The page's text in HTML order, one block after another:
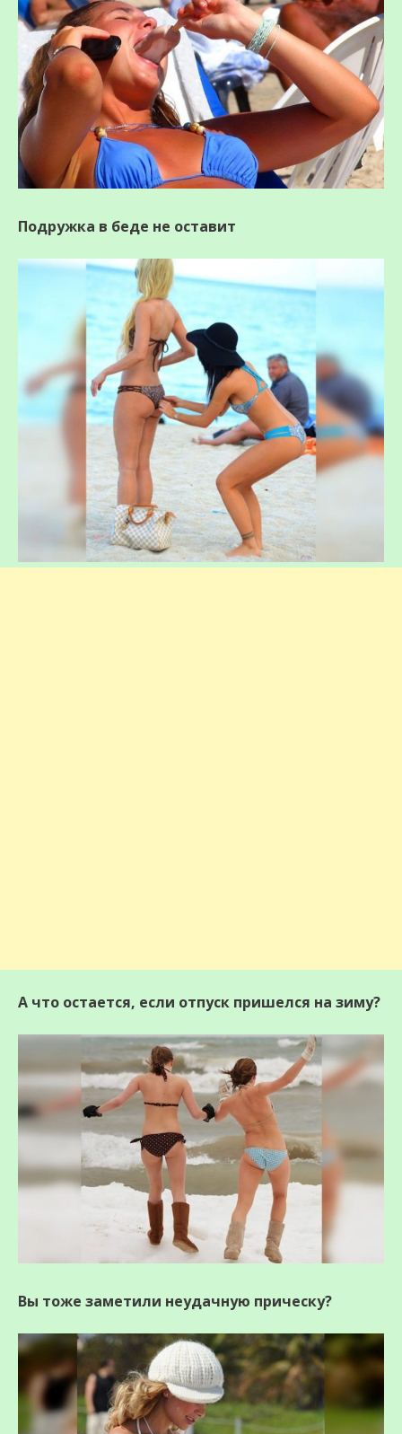
Подружка в беде не оставит
А что остается, если отпуск пришелся на зиму?
Вы тоже заметили неудачную прическу?